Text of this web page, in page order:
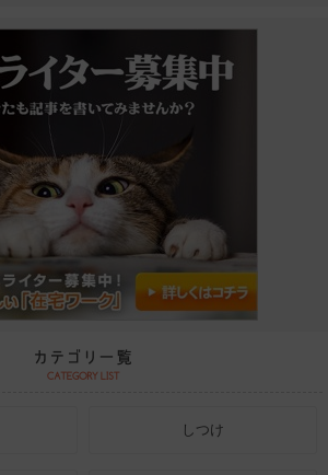
しつけ